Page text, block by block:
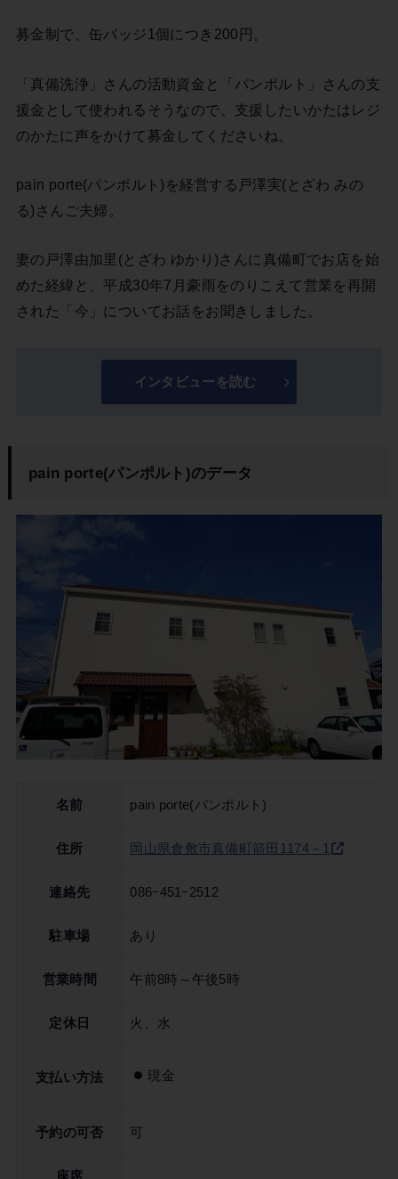
募金制で、缶バッジ1個につき200円。
「真備洗浄」さんの活動資金と「パンポルト」さんの支
援金として使われるそうなので、支援したいかたはレジ
のかたに声をかけて募金してくださいね。
pain porte(パンポルト)を経営する戸澤実(とざわ みの
る)さんご夫婦。
妻の戸澤由加里(とざわ ゆかり)さんに真備町でお店を始
めた経緯と、平成30年7月豪雨をのりこえて営業を再開
された「今」についてお話をお聞きしました。
インタビューを読む
pain porte(パンポルト)のデータ
名前 pain porte(パンポルト)
住所 岡山県倉敷市真備町箭田1174－1
連絡先 086ｰ451ｰ2512
駐車場 あり
営業時間 午前8時～午後5時
定休日 火、水
支払い方法 現金
予約の可否 可
座席